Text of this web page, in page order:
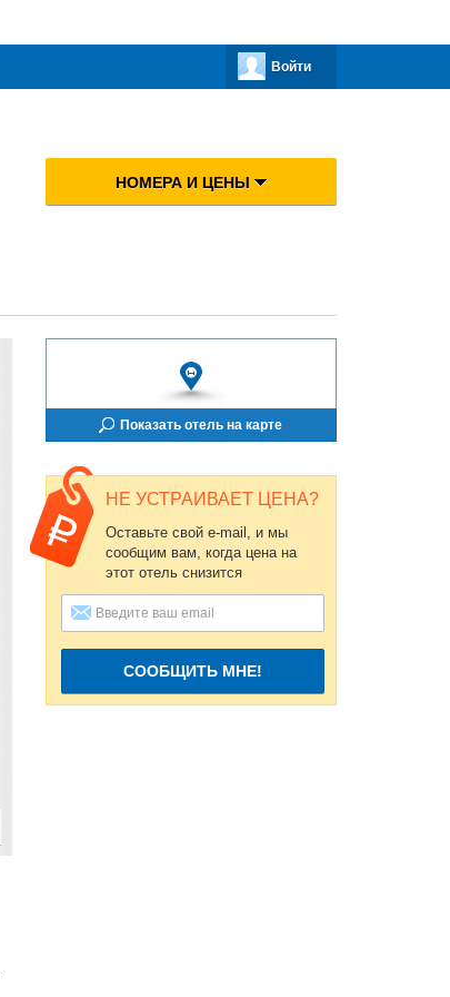
Войти
НОМЕРА И ЦЕНЫ
Показать отель на карте
НЕ УСТРАИВАЕТ ЦЕНА?
Оставьте свой e-mail, и мы
сообщим вам, когда цена на
этот отель снизится
СООБЩИТЬ МНЕ!